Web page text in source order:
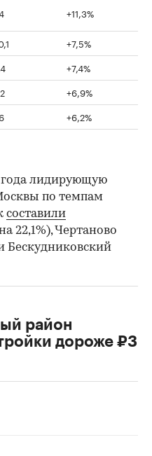
+11,3%
+7,5%
+7,4%
+6,9%
+6,2%
года лидирующую
по темпам
составили
22,1%), Чертаново
Бескудниковский
район
дороже ₽3